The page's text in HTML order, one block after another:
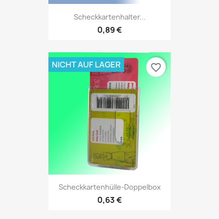
Scheckkartenhalter...
0,89 €
Scheckkartenhülle-Doppelbox
0,63 €
NICHT AUF LAGER favorite_border